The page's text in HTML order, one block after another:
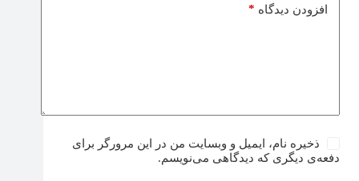
افزودن دیدگاه *
ذخیره نام، ایمیل و وبسایت من در این مرورگر برای
دفعه‌ی دیگری که دیدگاهی می‌نویسم.